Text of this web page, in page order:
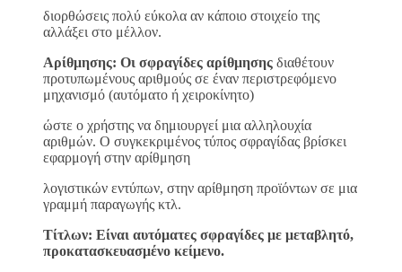
διορθώσεις πολύ εύκολα αν κάποιο στοιχείο της
αλλάξει στο μέλλον.
Αρίθμησης: Οι σφραγίδες αρίθμησης διαθέτουν
προτυπωμένους αριθμούς σε έναν περιστρεφόμενο
μηχανισμό (αυτόματο ή χειροκίνητο)
ώστε ο χρήστης να δημιουργεί μια αλληλουχία
αριθμών. Ο συγκεκριμένος τύπος σφραγίδας βρίσκει
εφαρμογή στην αρίθμηση
λογιστικών εντύπων, στην αρίθμηση προϊόντων σε μια
γραμμή παραγωγής κτλ.
Τίτλων: Είναι αυτόματες σφραγίδες με μεταβλητό,
προκατασκευασμένο κείμενο.